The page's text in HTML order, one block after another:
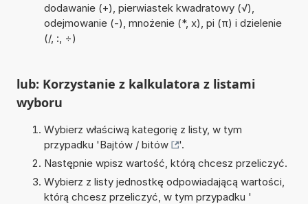
dodawanie (+), pierwiastek kwadratowy (√),
odejmowanie (-), mnożenie (*, x), pi (π) i dzielenie
(/, :, ÷)
lub: Korzystanie z kalkulatora z listami
wyboru
Wybierz właściwą kategorię z listy, w tym
przypadku 'Bajtów / bitów
'.
Następnie wpisz wartość, którą chcesz przeliczyć.
Wybierz z listy jednostkę odpowiadającą wartości,
którą chcesz przeliczyć, w tym przypadku '